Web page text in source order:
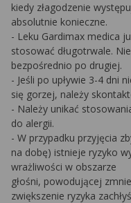
kiedy złagodzenie
absolutnie konieczne.
- Leku Gardimax medica
stosować długotrwale.
bezpośrednio po drugiej.
- Jeśli po upływie 3-4 dni
się gorzej, należy
- Należy unikać
do alergii.
- W przypadku przyjęcia
na dobę) istnieje ryzyko
wrażliwości w obszarze
głośni, powodującej
zwiększenie ryzyka